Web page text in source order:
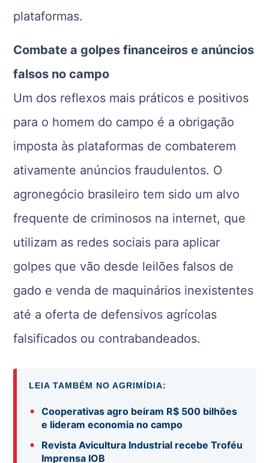
plataformas.
Combate a golpes financeiros e anúncios
falsos no campo
Um dos reflexos mais práticos e positivos
para o homem do campo é a obrigação
imposta às plataformas de combaterem
ativamente anúncios fraudulentos. O
agronegócio brasileiro tem sido um alvo
frequente de criminosos na internet, que
utilizam as redes sociais para aplicar
golpes que vão desde leilões falsos de
gado e venda de maquinários inexistentes
até a oferta de defensivos agrícolas
falsificados ou contrabandeados.
LEIA TAMBÉM NO AGRIMÍDIA:
•
Cooperativas agro beiram R$ 500 bilhões
e lideram economia no campo
•
Revista Avicultura Industrial recebe Troféu
Imprensa IOB